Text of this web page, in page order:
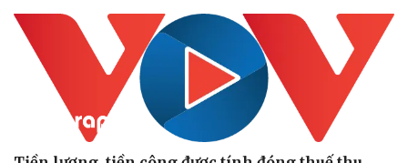
Vì cộng đồng
Chuyển đổi số